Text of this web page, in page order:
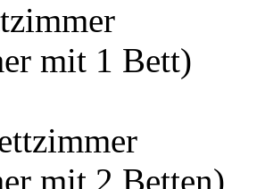
mit 1 Bett)
mit 2 Betten)